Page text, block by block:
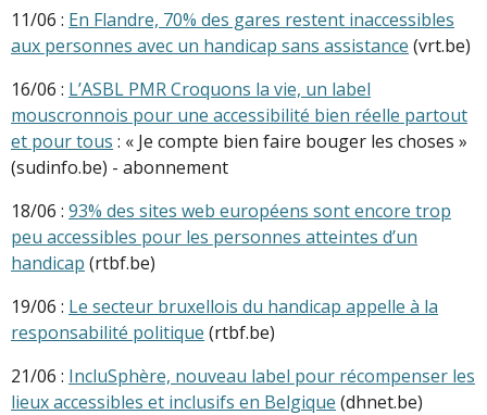
11/06 : En Flandre, 70% des gares restent inaccessibles
aux personnes avec un handicap sans assistance (vrt.be)
16/06 : L’ASBL PMR Croquons la vie, un label
mouscronnois pour une accessibilité bien réelle partout
et pour tous : « Je compte bien faire bouger les choses »
(sudinfo.be) - abonnement
18/06 : 93% des sites web européens sont encore trop
peu accessibles pour les personnes atteintes d’un
handicap (rtbf.be)
19/06 : Le secteur bruxellois du handicap appelle à la
responsabilité politique (rtbf.be)
21/06 : IncluSphère, nouveau label pour récompenser les
lieux accessibles et inclusifs en Belgique (dhnet.be)